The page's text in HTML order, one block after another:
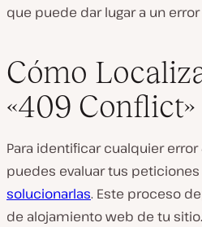
que puede dar lugar a un error
Cómo
«409 Conflict»
Para identificar cualquier
puedes evaluar tus peticiones
solucionarlas. Este proceso
de alojamiento web de tu sitio.